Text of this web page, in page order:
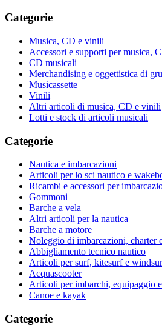
Categorie
Musica, CD e vinili
Accessori e supporti per musica,
CD musicali
Merchandising e oggettistica di
Musicassette
Vinili
Altri articoli di musica, CD e vinili
Lotti e stock di articoli musicali
Categorie
Nautica e imbarcazioni
Articoli per lo sci nautico e
Ricambi e accessori per
Gommoni
Barche a vela
Altri articoli per la nautica
Barche a motore
Noleggio di imbarcazioni, charter
Abbigliamento tecnico nautico
Articoli per surf, kitesurf e
Acquascooter
Articoli per imbarchi, equipaggio
Canoe e kayak
Categorie